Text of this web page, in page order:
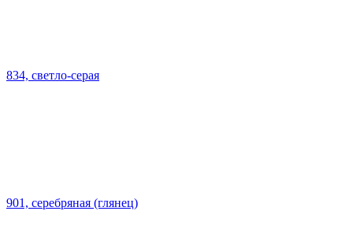
834, светло-серая
901, серебряная (глянец)